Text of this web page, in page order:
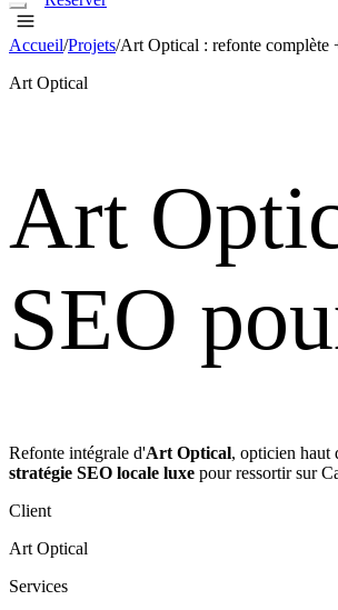
Accueil/Projets/Art Optical : refonte complète
Art Optical
Art
SEO
Refonte intégrale d'Art Optical, opticien haut
stratégie SEO locale luxe pour ressortir sur
Client
Art Optical
Services